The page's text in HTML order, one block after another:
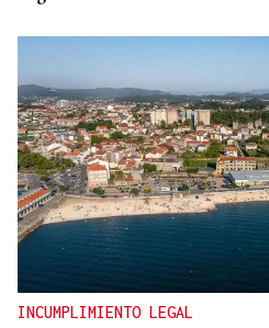
INCUMPLIMIENTO LEGAL